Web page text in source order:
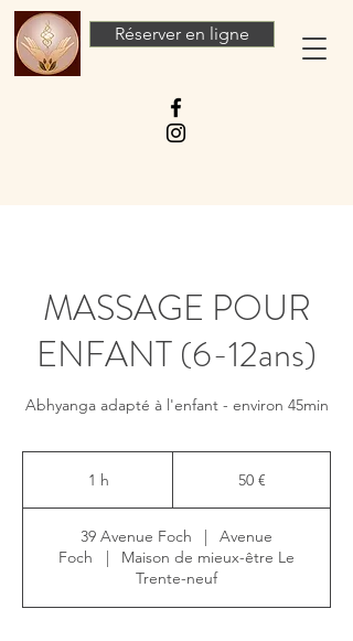
Réserver en ligne
MASSAGE POUR
ENFANT (6-12ans)
Abhyanga adapté à l'enfant - environ 45min
1 h 50 €
39 Avenue Foch |
Avenue
Foch
|
Maison de mieux-être Le
Trente-neuf